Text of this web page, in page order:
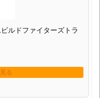
ルドファイターズトラ